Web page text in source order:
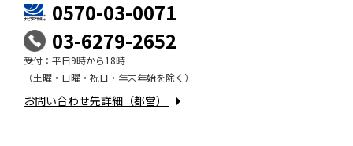
0570-03-0071
03-6279-2652
受付：平日9時から18時
（土曜・日曜・祝日・年末年始を除く）
お問い合わせ先詳細（都営）